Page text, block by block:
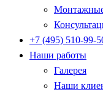
+7 (495) 510-99-
Наши работы
Галерея
Наши